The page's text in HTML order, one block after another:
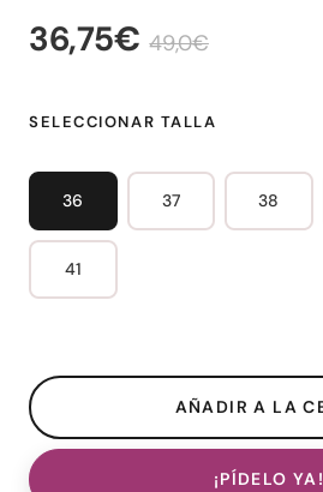
36,75€ 49,0€
SELECCIONAR TALLA
36 37 38
41
¡PÍDELO YA!